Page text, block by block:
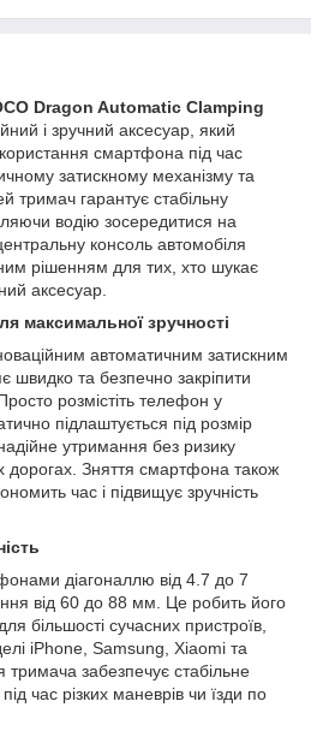
Dragon Automatic Clamping
і зручний аксесуар, який
смартфона під час
затискному механізму та
тримач гарантує стабільну
водію зосередитися на
консоль автомобіля
рішенням для тих, хто шукає
аксесуар.
максимальної зручності
автоматичним затискним
швидко та безпечно закріпити
розмістіть телефон у
підлаштується під розмір
утримання без ризику
дорогах. Зняття смартфона також
час і підвищує зручність
діагоналлю від 4.7 до 7
від 60 до 88 мм. Це робить його
більшості сучасних пристроїв,
iPhone, Samsung, Xiaomi та
тримача забезпечує стабільне
час різких маневрів чи їзди по